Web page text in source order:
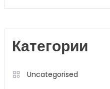
Категории
Uncategorised